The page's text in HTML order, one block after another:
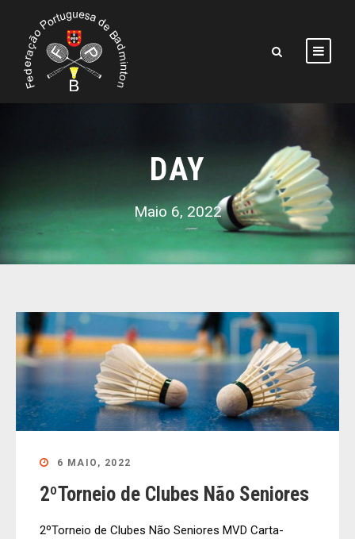
DAY
Maio 6, 2022
6 MAIO, 2022
2ºTorneio de Clubes Não Seniores
2ºTorneio de Clubes Não Seniores MVD Carta-